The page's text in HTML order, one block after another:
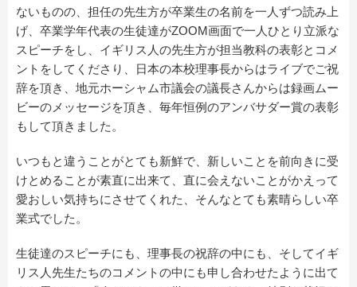
ないものの、担任の先生方が卒業生の名前を一人ずつ読み上
げ、卒業学年代表の生徒達がZOOM画面で一人ひとり立派な
スピーチをし、イギリス人の先生方が担当教科の表彰とコメ
ントをしてくださり、日本の本校理事長からはライブでご祝
辞を頂き、地元ホーシャム市議会の議長さんからは録画ムー
ビーのメッセージを頂き、毎年恒例のアンバサダー賞の表彰
もして頂きました。
いつもと違うことがとても新鮮で、新しいことを前向きに受
けとめることが素直に出来て、直に会えないことがかえって
愛おしい気持ちにさせてくれた、そんなとても素晴らしい卒
業式でした。
生徒達のスピーチにも、理事長の祝辞の中にも、そしてイギ
リス人先生たちのコメントの中にも申し合わせたように出て